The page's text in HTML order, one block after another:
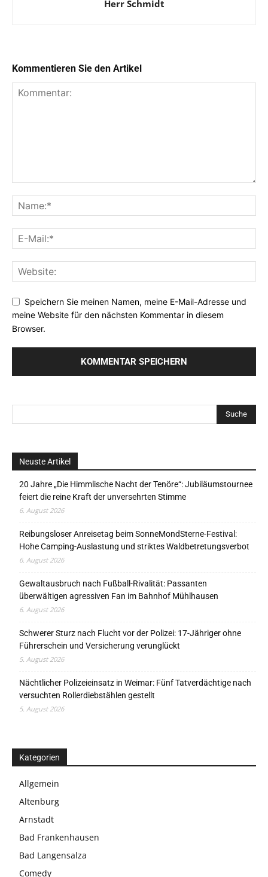
Herr Schmidt
Kommentieren Sie den Artikel
Speichern Sie meinen Namen, meine E-Mail-Adresse und
meine Website für den nächsten Kommentar in diesem
Browser.
Neuste Artikel
20 Jahre „Die Himmlische Nacht der Tenöre“: Jubiläumstournee
feiert die reine Kraft der unversehrten Stimme
6. August 2026
Reibungsloser Anreisetag beim SonneMondSterne-Festival:
Hohe Camping-Auslastung und striktes Waldbetretungsverbot
6. August 2026
Gewaltausbruch nach Fußball-Rivalität: Passanten
überwältigen agressiven Fan im Bahnhof Mühlhausen
6. August 2026
Schwerer Sturz nach Flucht vor der Polizei: 17-Jähriger ohne
Führerschein und Versicherung verunglückt
5. August 2026
Nächtlicher Polizeieinsatz in Weimar: Fünf Tatverdächtige nach
versuchten Rollerdiebstählen gestellt
5. August 2026
Kategorien
Allgemein
Altenburg
Arnstadt
Bad Frankenhausen
Bad Langensalza
Comedy